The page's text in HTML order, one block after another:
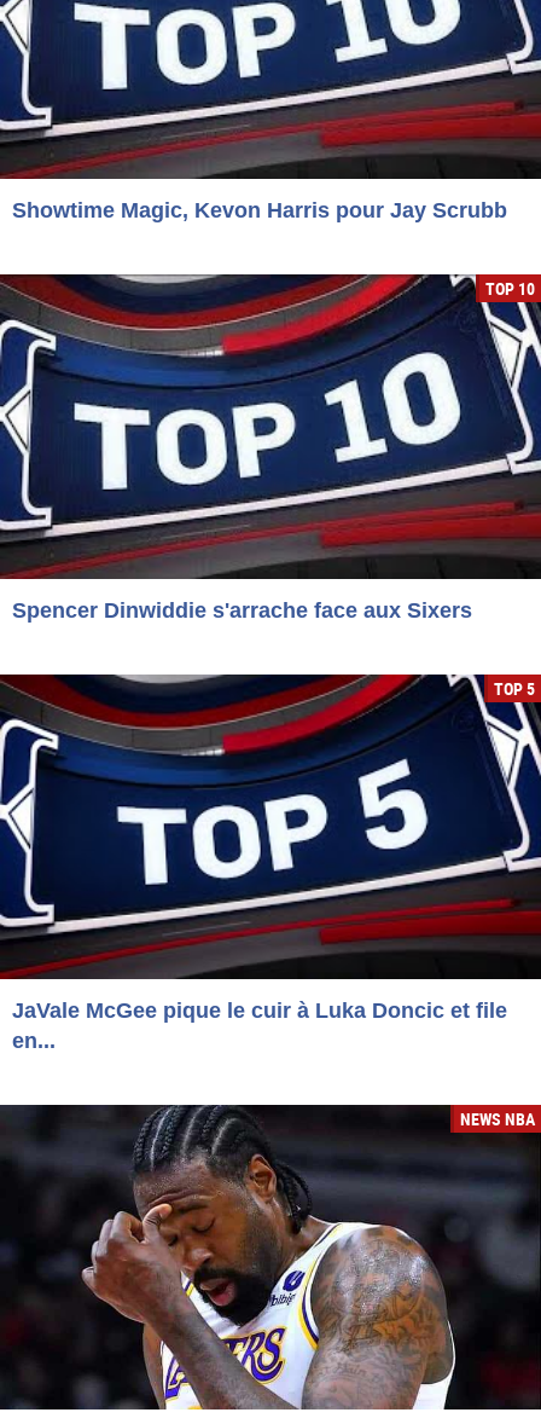
Showtime Magic, Kevon Harris pour Jay Scrubb
TOP 10
Spencer Dinwiddie s'arrache face aux Sixers
TOP 5
JaVale McGee pique le cuir à Luka Doncic et file
en...
NEWS NBA